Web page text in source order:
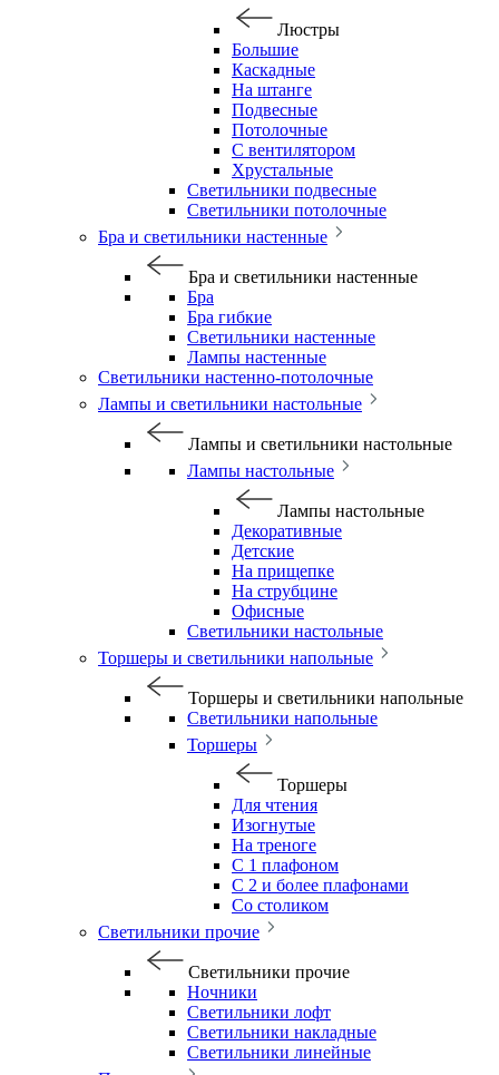
Люстры
Большие
Каскадные
На штанге
Подвесные
Потолочные
С вентилятором
Хрустальные
Светильники подвесные
Светильники потолочные
Бра и светильники настенные
Бра и светильники настенные
Бра
Бра гибкие
Светильники настенные
Лампы настенные
Светильники настенно-потолочные
Лампы и светильники настольные
Лампы и светильники настольные
Лампы настольные
Лампы настольные
Декоративные
Детские
На прищепке
На струбцине
Офисные
Светильники настольные
Торшеры и светильники напольные
Торшеры и светильники напольные
Светильники напольные
Торшеры
Торшеры
Для чтения
Изогнутые
На треноге
С 1 плафоном
С 2 и более плафонами
Со столиком
Светильники прочие
Светильники прочие
Ночники
Светильники лофт
Светильники накладные
Светильники линейные